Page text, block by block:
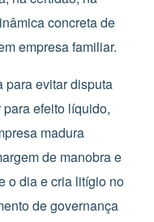
concreta de
empresa familiar.
para evitar disputa
efeito líquido,
madura
de manobra e
o dia e cria litígio no
de governança